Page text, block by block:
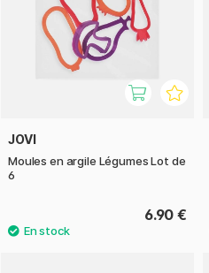
JOVI
Moules en argile Légumes Lot de
6
6.90 €